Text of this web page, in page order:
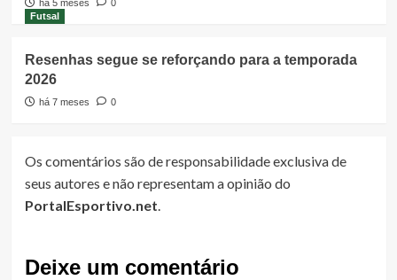
há 5 meses
0
Futsal
Resenhas segue se reforçando para a temporada
2026
há 7 meses 0
Os comentários são de responsabilidade exclusiva de
seus autores e não representam a opinião do
PortalEsportivo.net
Deixe um comentário